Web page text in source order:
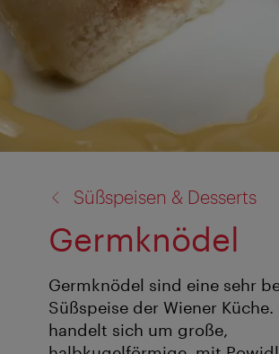
Süßspeisen & Desserts
Germknödel
Germknödel sind eine sehr
Süßspeise der Wiener Küche.
handelt sich um große,